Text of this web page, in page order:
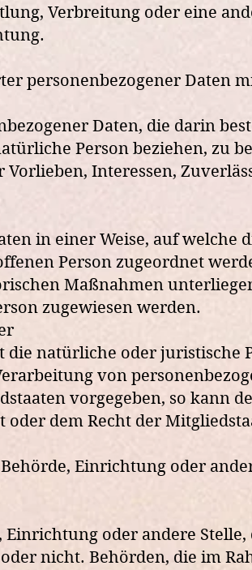
Verbreitung oder eine
personenbezogener Daten
Daten, die darin
Person beziehen, zu
Interessen,
in einer Weise, auf welche
Person zugeordnet
Maßnahmen
zugewiesen werden.
natürliche oder juristische
von
vorgegeben, so kann
dem Recht der
Einrichtung oder
oder andere
nicht. Behörden, die im